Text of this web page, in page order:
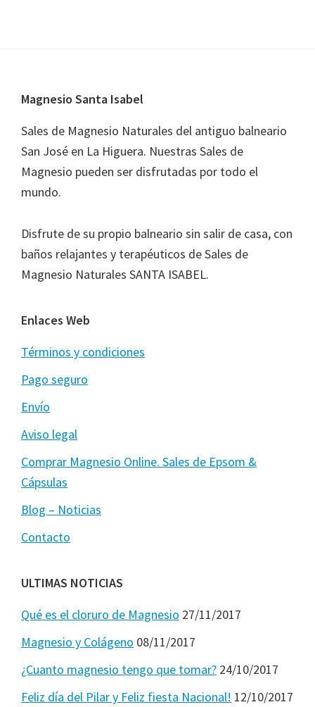
Footer
Magnesio Santa Isabel
Sales de Magnesio Naturales del antiguo balneario
San José en La Higuera. Nuestras Sales de
Magnesio pueden ser disfrutadas por todo el
mundo.
Disfrute de su propio balneario sin salir de casa, con
baños relajantes y terapéuticos de Sales de
Magnesio Naturales SANTA ISABEL.
Enlaces Web
Términos y condiciones
Pago seguro
Envío
Aviso legal
Comprar Magnesio Online. Sales de Epsom &
Cápsulas
Blog – Noticias
Contacto
ULTIMAS NOTICIAS
Qué es el cloruro de Magnesio 27/11/2017
Magnesio y Colágeno 08/11/2017
¿Cuanto magnesio tengo que tomar? 24/10/2017
Feliz día del Pilar y Feliz fiesta Nacional! 12/10/2017